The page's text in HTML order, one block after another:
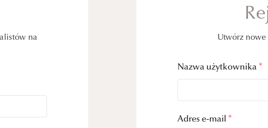
na
Utwórz
Nazwa użytkownika *
Adres e-mail *